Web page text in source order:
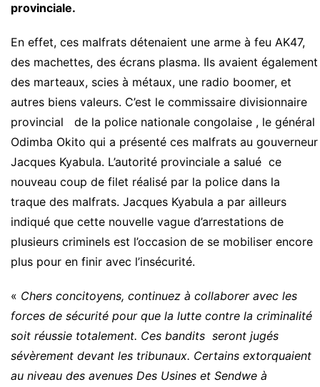
provinciale.
En effet, ces malfrats détenaient une arme à feu AK47,
des machettes, des écrans plasma. Ils avaient également
des marteaux, scies à métaux, une radio boomer, et
autres biens valeurs. C’est le commissaire divisionnaire
provincial de la police nationale congolaise , le général
Odimba Okito qui a présenté ces malfrats au gouverneur
Jacques Kyabula. L’autorité provinciale a salué ce
nouveau coup de filet réalisé par la police dans la
traque des malfrats. Jacques Kyabula a par ailleurs
indiqué que cette nouvelle vague d’arrestations de
plusieurs criminels est l’occasion de se mobiliser encore
plus pour en finir avec l’insécurité.
« Chers concitoyens, continuez à collaborer avec les
forces de sécurité pour que la lutte contre la criminalité
soit réussie totalement. Ces bandits seront jugés
sévèrement devant les tribunaux. Certains extorquaient
au niveau des avenues Des Usines et Sendwe à